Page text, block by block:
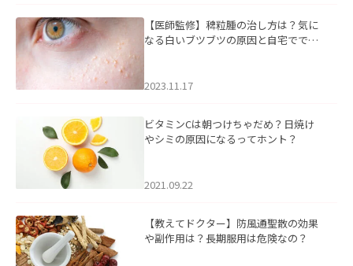
【医師監修】稗粒腫の治し方は？気に
なる白いブツブツの原因と自宅ででき
2023.11.17
ビタミンCは朝つけちゃだめ？日焼け
やシミの原因になるってホント？
2021.09.22
【教えてドクター】防風通聖散の効果
や副作用は？長期服用は危険なの？